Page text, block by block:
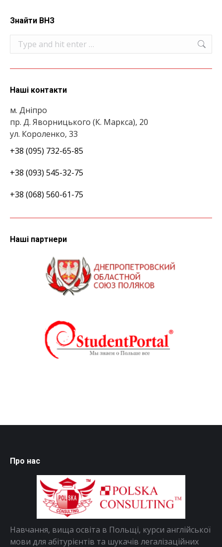
Знайти ВНЗ
Search:
Наші контакти
м. Дніпро
пр. Д. Яворницького (К. Маркса), 20
ул. Короленко, 33
+38 (095) 732-65-85
+38 (093) 545-32-75
+38 (068) 560-61-75
Наші партнери
Про нас
Навчання, вища освіта в Польщі, курси англійської
мови для абітурієнтів та шукачів легалізаційних